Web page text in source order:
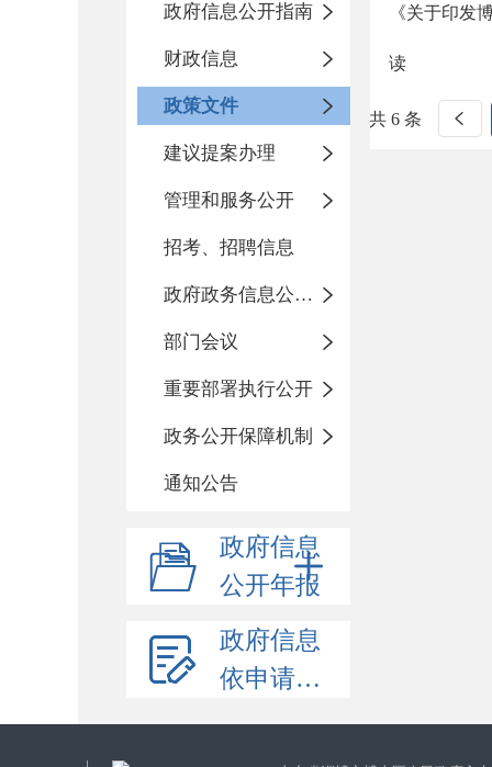
政府信息公开指南
财政信息
政策文件
建议提案办理
管理和服务公开
招考、招聘信息
政府政务信息公开目录
部门会议
重要部署执行公开
政务公开保障机制
通知公告
政府信息
公开年报
政府信息
依申请公开
《关于印发
读
共 6 条